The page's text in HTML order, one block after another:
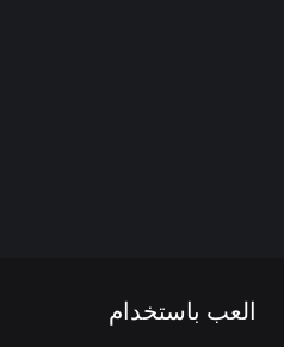
العب باستخدام